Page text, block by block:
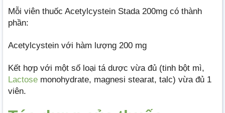
Mỗi viên thuốc Acetylcystein Stada 200mg có thành
phần:
Acetylcystein với hàm lượng 200 mg
Kết hợp với một số loại tá dược vừa đủ (tinh bột mì,
Lactose monohydrate, magnesi stearat, talc) vừa đủ 1
viên.